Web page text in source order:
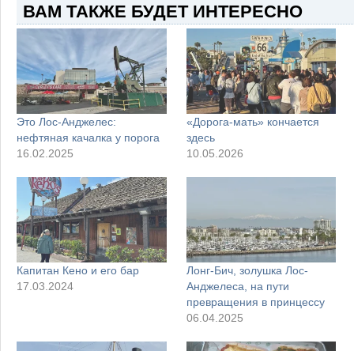
ВАМ ТАКЖЕ БУДЕТ ИНТЕРЕСНО
Это Лос-Анджелес:
нефтяная качалка у порога
16.02.2025
«Дорога-мать» кончается
здесь
10.05.2026
Капитан Кено и его бар
17.03.2024
Лонг-Бич, золушка Лос-
Анджелеса, на пути
превращения в принцессу
06.04.2025